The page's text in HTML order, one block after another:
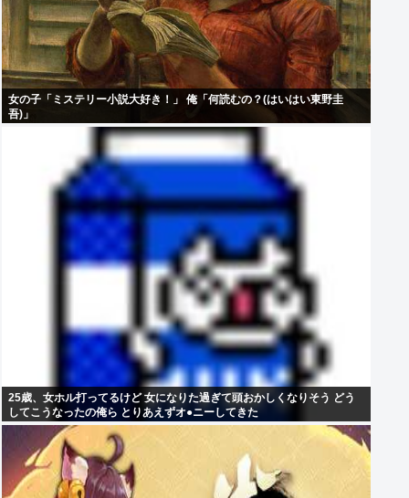
女の子「ミステリー小説大好き！」 俺「何読むの？(はいはい東野圭
吾)」
25歳、女ホル打ってるけど 女になりた過ぎて頭おかしくなりそう どう
してこうなったの俺ら とりあえずオ●ニーしてきた